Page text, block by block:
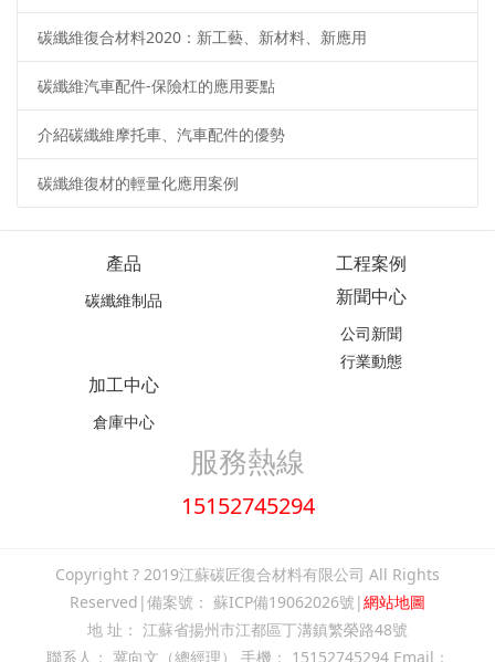
碳纖維復合材料2020：新工藝、新材料、新應用
碳纖維汽車配件-保險杠的應用要點
介紹碳纖維摩托車、汽車配件的優勢
碳纖維復材的輕量化應用案例
產品
碳纖維制品
工程案例
新聞中心
公司新聞
行業動態
加工中心
倉庫中心
服務熱線
15152745294
Copyright ? 2019江蘇碳匠復合材料有限公司 All Rights
Reserved|備案號： 蘇ICP備19062026號 |網站地圖
地 址： 江蘇省揚州市江都區丁溝鎮繁榮路48號
聯系人： 冀向文（總經理） 手機： 15152745294 Email：